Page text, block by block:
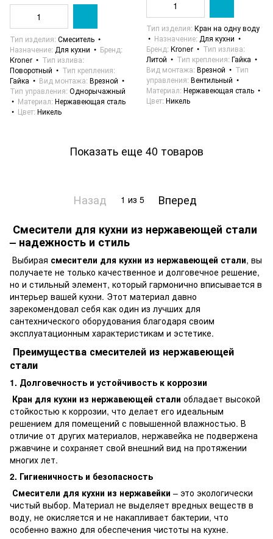
Тип изделия Смеситель
Назначение Для кухни
Бренд
Kroner
Тип излива
Поворотный
Тип крепления
Гайка
Вид монтажа Врезной
Тип управления Однорычажный
Материал Нержавеющая сталь
Цвет Никель
Тип изделия Кран на одну воду
Назначение Для кухни
Бренд Kroner
Тип излива
Литой
Тип крепления Гайка
Вид монтажа Врезной
Тип
управления Вентильный
Материал Нержавеющая сталь
Цвет Никель
Показать еще 40 товаров
Назад 1 из 5
Вперед
Смесители для кухни из нержавеющей стали
– надежность и стиль
Выбирая смесители для кухни из нержавеющей стали, вы
получаете не только качественное и долговечное решение,
но и стильный элемент, который гармонично вписывается в
интерьер вашей кухни. Этот материал давно
зарекомендовал себя как один из лучших для
сантехнического оборудования благодаря своим
эксплуатационным характеристикам и эстетике.
Преимущества смесителей из нержавеющей
стали
1. Долговечность и устойчивость к коррозии
Кран для кухни из нержавеющей стали обладает высокой
стойкостью к коррозии, что делает его идеальным
решением для помещений с повышенной влажностью. В
отличие от других материалов, нержавейка не подвержена
ржавчине и сохраняет свой внешний вид на протяжении
многих лет.
2. Гигиеничность и безопасность
Смесители для кухни из нержавейки – это экологически
чистый выбор. Материал не выделяет вредных веществ в
воду, не окисляется и не накапливает бактерии, что
особенно важно для обеспечения чистоты на кухне.